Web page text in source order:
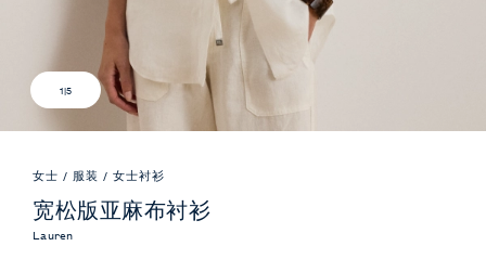
1|5
女士 / 服装 / 女士衬衫
宽松版亚麻布衬衫
Lauren